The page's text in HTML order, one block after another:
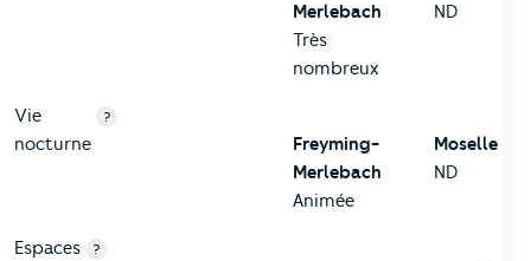
Merlebach
Très
nombreux
ND
Vie
nocturne
?
Freyming-
Merlebach
Animée
Moselle
ND
Espaces
?